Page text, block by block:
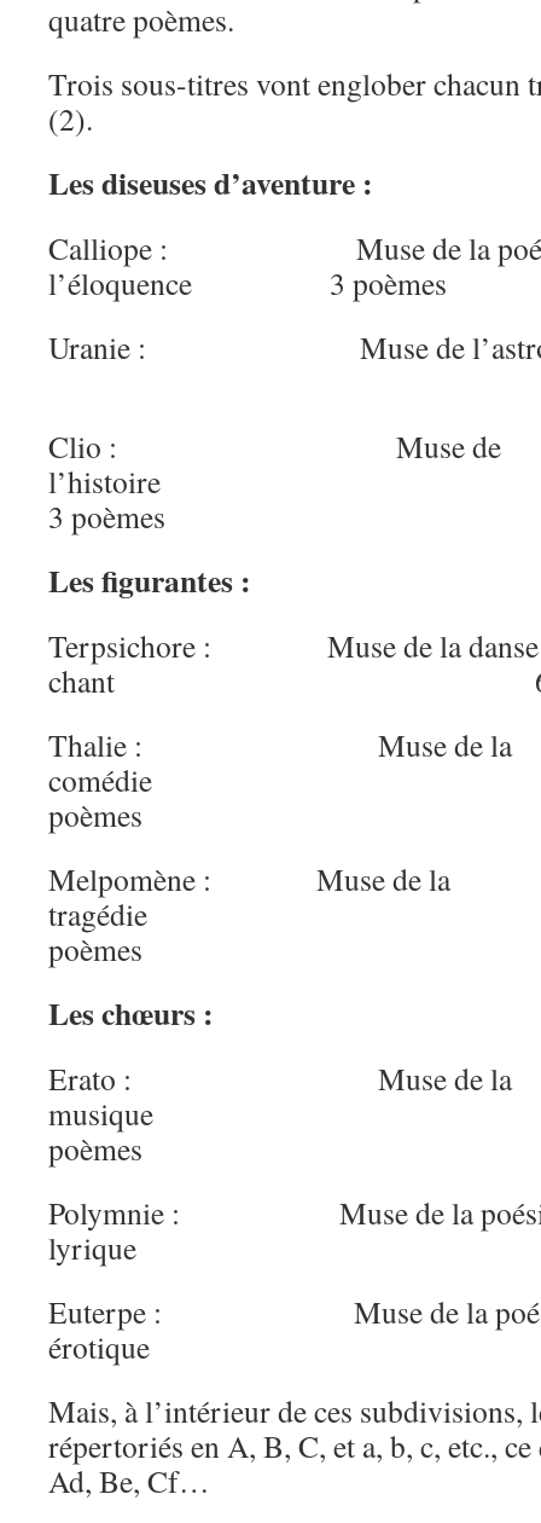
quatre poèmes.
Trois sous-titres vont englober chacun
(2).
Les diseuses d’aventure :
Calliope : Muse de la poésie
l’éloquence 3 poèmes
Uranie : Muse de
Clio : Muse de
3 poèmes
Les figurantes :
Terpsichore : Muse de la danse
chant 6
Thalie : Muse de la
poèmes
Melpomène : Muse de la
poèmes
Les chœurs :
Erato : Muse de la
poèmes
Polymnie : Muse de la
lyrique 6
Euterpe : Muse de la
érotique 4
Mais, à l’intérieur de ces subdivisions,
répertoriés en A, B, C, et a, b, c, etc.,
Ad, Be, Cf…